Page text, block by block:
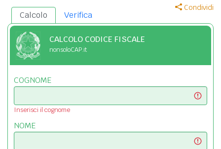
Condividi
Calcolo Verifica
CALCOLO CODICE FISCALE
nonsoloCAP.it
COGNOME
Inserisci il cognome
NOME